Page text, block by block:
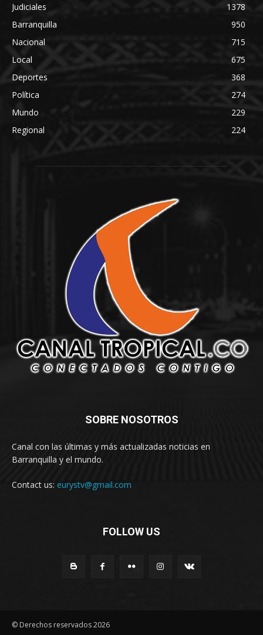
Judiciales
1378
Barranquilla
950
Nacional
715
Local
675
Deportes
368
Política
274
Mundo
229
Regional
224
SOBRE NOSOTROS
Canal con las últimas y más actualizadas noticias en
Barranquilla y el mundo.
Contact us: eurystv@gmail.com
FOLLOW US
© Derechos reservados 2026